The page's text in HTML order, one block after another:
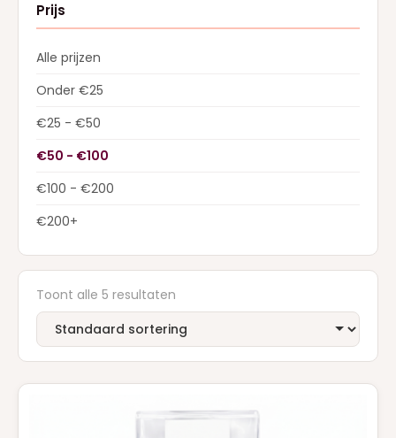
Prijs
Alle prijzen
Onder €25
€25 - €50
€50 - €100
€100 - €200
€200+
Toont alle 5 resultaten